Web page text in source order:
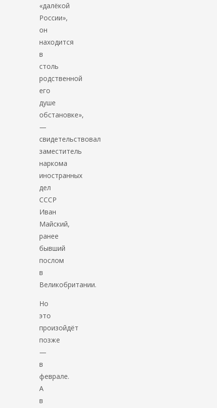
«далёкой
России»,
он
находится
в
столь
родственной
его
душе
обстановке»,
—
свидетельствовал
заместитель
наркома
иностранных
дел
СССР
Иван
Майский,
ранее
бывший
послом
в
Великобритании.
Но
это
произойдёт
позже
—
в
феврале.
А
в